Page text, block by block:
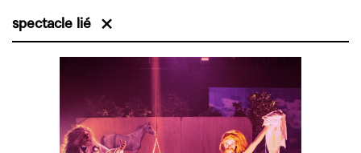
spectacle lié